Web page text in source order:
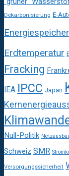
Dekarbonisierung E-
Energiespeicher
Erdtemperatur
Fracking
IEA IPCC Japan
Null-Politik
Schweiz SMR
Versorgungssicherheit